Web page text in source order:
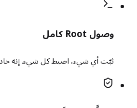
وصول Root كامل
ثبّت أي شيء، اضبط كل شيء. إنه